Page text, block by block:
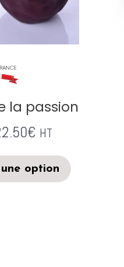
la passion
€ HT
option